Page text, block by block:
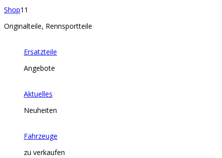
Shop11
Originalteile, Rennsportteile
Ersatzteile
Angebote
Aktuelles
Neuheiten
Fahrzeuge
zu verkaufen